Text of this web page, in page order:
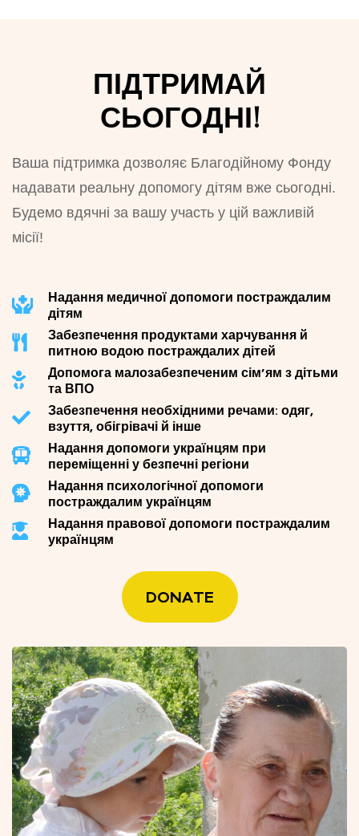
ПІДТРИМАЙ
СЬОГОДНІ!
Ваша підтримка дозволяє Благодійному Фонду
надавати реальну допомогу дітям вже сьогодні.
Будемо вдячні за вашу участь у цій важливій
місії!
Надання медичної допомоги постраждалим
дітям
Забезпечення продуктами харчування й
питною водою постраждалих дітей
Допомога малозабезпеченим сім’ям з дітьми
та ВПО
Забезпечення необхідними речами: одяг,
взуття, обігрівачі й інше
Надання допомоги українцям при
переміщенні у безпечні регіони
Надання психологічної допомоги
постраждалим українцям
Надання правової допомоги постраждалим
українцям
DONATE